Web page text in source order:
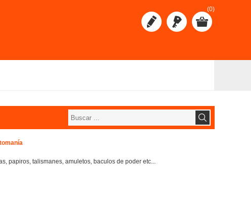
(0)
papiros, talismanes, amuletos, baculos de poder etc...